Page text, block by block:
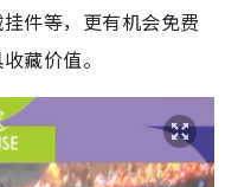
件等，更有机会免费
藏价值。